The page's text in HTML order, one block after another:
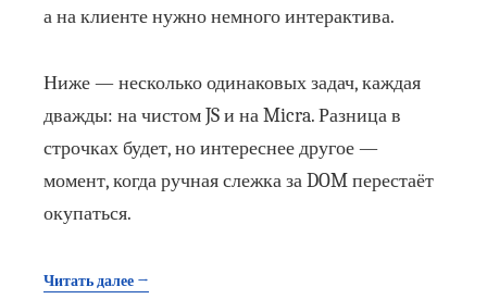
а на клиенте нужно немного интерактива.
Ниже — несколько одинаковых задач, каждая
дважды: на чистом JS и на Micra. Разница в
строчках будет, но интереснее другое —
момент, когда ручная слежка за DOM перестаёт
окупаться.
Читать далее →